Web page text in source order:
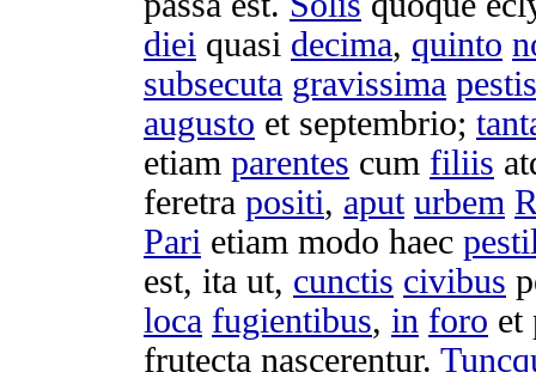
diei quasi decima, quinto
subsecuta gravissima pestis
augusto et septembrio;
etiam parentes cum filiis
feretra positi, aput urbem
Pari etiam modo haec
est, ita ut, cunctis civibus
loca fugientibus, in foro et
frutecta nascerentur.